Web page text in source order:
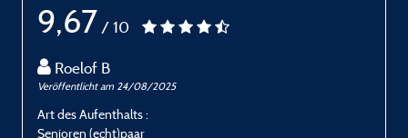
9,67 / 10
Roelof B
Veröffentlicht am 24/08/2025
Art des Aufenthalts :
Senioren (echt)paar